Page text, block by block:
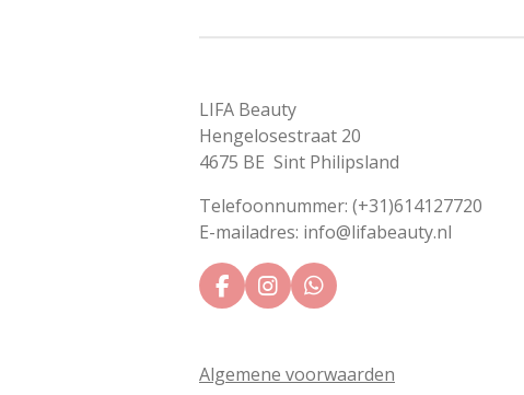
LIFA Beauty
Hengelosestraat 20
4675 BE Sint Philipsland
Telefoonnummer: (+31)614127720
E-mailadres: info@lifabeauty.nl
F
a
b
I
n
a
W
h
s
Algemene voorwaarden